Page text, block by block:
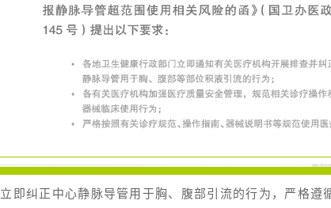
立即纠正中心静脉导管用于胸、腹部引流的行为，严格遵